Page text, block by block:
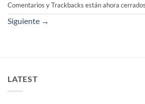
Comentarios y Trackbacks están ahora
Siguiente →
LATEST